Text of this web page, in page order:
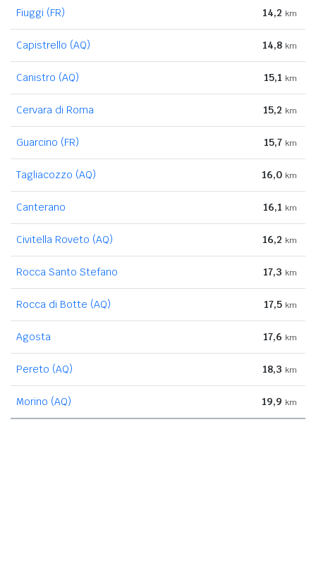
Fiuggi (FR) 14,2 km
Capistrello (AQ) 14,8 km
Canistro (AQ) 15,1 km
Cervara di Roma 15,2 km
Guarcino (FR) 15,7 km
Tagliacozzo (AQ) 16,0 km
Canterano 16,1 km
Civitella Roveto (AQ) 16,2 km
Rocca Santo Stefano 17,3 km
Rocca di Botte (AQ) 17,5 km
Agosta 17,6 km
Pereto (AQ) 18,3 km
Morino (AQ) 19,9 km